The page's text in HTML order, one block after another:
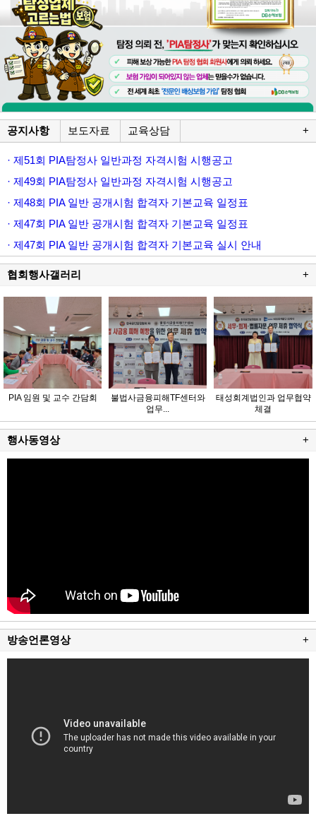
공지사항 보도자료 교육상담 +
· 제51회 PIA탐정사 일반과정 자격시험 시행공고
· 제49회 PIA탐정사 일반과정 자격시험 시행공고
· 제48회 PIA 일반 공개시험 합격자 기본교육 일정표
· 제47회 PIA 일반 공개시험 합격자 기본교육 일정표
· 제47회 PIA 일반 공개시험 합격자 기본교육 실시 안내
협회행사갤러리 +
PIA 임원 및 교수 간담회
불법사금융피해TF센터와
업무...
태성회계법인과 업무협약
체결
행사동영상 +
방송언론영상 +